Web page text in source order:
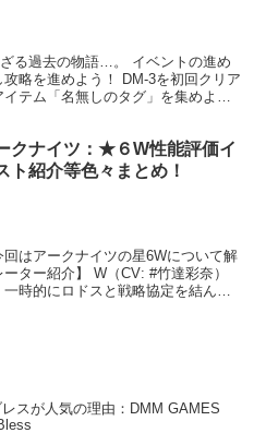
る過去の物語…。 イベントの進め
略を進めよう！ DM-3を初回クリア
テム「名無しのタグ」を集めよ
クナイツ：★６W性能評価イ
ト紹介等色々まとめ！
はアークナイツの星6Wについて解
ター紹介】 W（CV: #竹達彩奈）
時的にロドスと戦略協定を結んで
レスが人気の理由：DMM GAMES